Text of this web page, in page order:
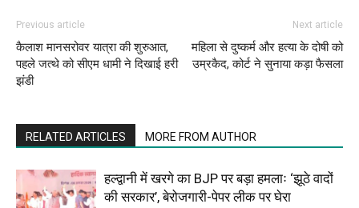
Previous article
कैलाश मानसरोवर यात्रा की शुरुआत,
पहले जत्थे को सीएम धामी ने दिखाई हरी
झंडी
Next article
महिला से दुष्कर्म और हत्या के दोषी को
उम्रकैद, कोर्ट ने सुनाया कड़ा फैसला
RELATED ARTICLES MORE FROM AUTHOR
हल्द्वानी में खरगे का BJP पर बड़ा हमलाः ‘झूठे वादों
की सरकार’, बेरोजगारी-पेपर लीक पर घेरा